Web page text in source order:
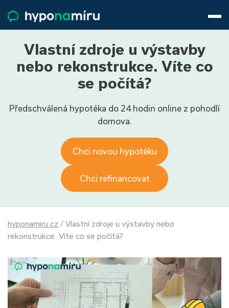
Životní pojištění
Pojištění nemovitosti
9−16 hod.
Přihlásit
Vlastní zdroje u výstavby
nebo rekonstrukce. Víte co
se počítá?
Předschválená hypotéka do 24 hodin online z pohodlí
domova.
Chci novou hypotéku
Chci refinancovat
hyponamiru.cz / Vlastní zdroje u výstavby nebo
rekonstrukce. Víte co se počítá?